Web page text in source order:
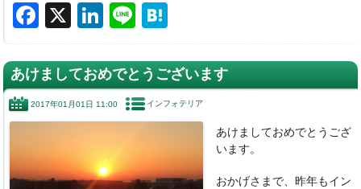
F
c
e
b
o
o
X
Li
k
e
dI
n
Li
e
e
n
a
あけましておめでとうございます
2017年01月01日 11:00 インフォテリア
あけましておめでとうござ
います。
おかげさまで、昨年もイン